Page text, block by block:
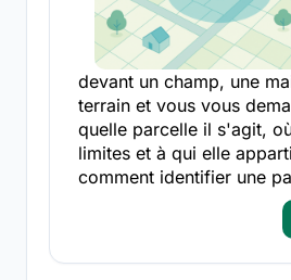
devant un champ, une
terrain et vous vous
quelle parcelle il s'agit,
limites et à qui elle
comment identifier une